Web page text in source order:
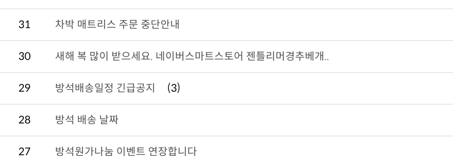
31 차박 매트리스 주문 중단안내
30 새해 복 많이 받으세요. 네이버스마트스토어 젠틀리머경추베개..
29 방석배송일정 긴급공지 (3)
28 방석 배송 날짜
27 방석원가나눔 이벤트 연장합니다